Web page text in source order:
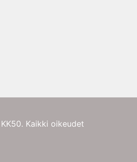
Kaikki oikeudet